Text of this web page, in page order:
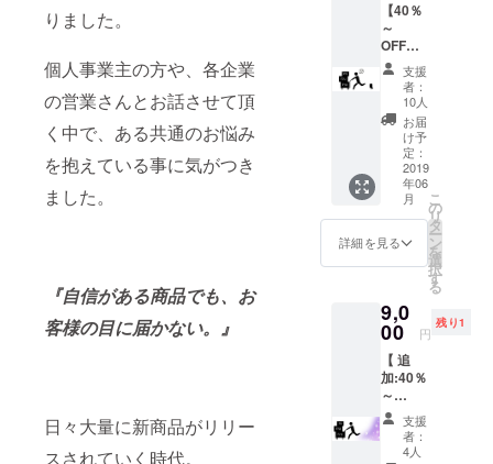
りました。
個人事業主の方や、各企業
の営業さんとお話させて頂
く中で、ある共通のお悩み
を抱えている事に気がつき
ました。
『自信がある商品でも、お
客様の目に届かない。』
日々大量に新商品がリリー
スされていく時代。
【40％
～
OFF】
おすす
めで
す！ 合
計金額
9,000円
～をお
送りし
ます。
※商品発
送が複
数個、
複数カ
テゴ
送りす
ること
があり
ます。
ま
た、全
商品の
発送ま
で1-2か
支援
者：
10人
お届
け予
定：
2019
年06
月
詳細を見る
こ
の
リ
タ
ー
ン
を
選
択
す
る
9,0
00 円
残り1
【 追
加:40％
～
OFF】
たくさ
んの商
支援
者：
4人